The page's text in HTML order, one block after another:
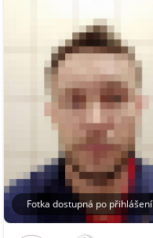
Fotka dostupná po přihlášení